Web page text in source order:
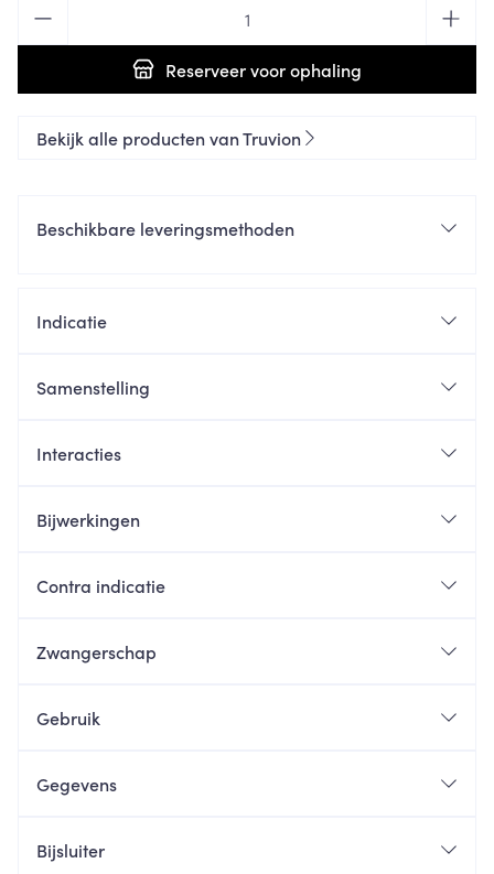
Reserveervoor ophaling
Bekijk alle producten van Truvion
Beschikbare leveringsmethoden
Indicatie
Samenstelling
Interacties
Bijwerkingen
Contra indicatie
Zwangerschap
Gebruik
Gegevens
Bijsluiter